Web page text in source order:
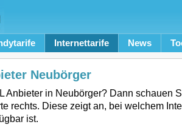
Internettarife News
Neubörger
Anbieter in Neubörger? Dann schauen
rechts. Diese zeigt an, bei welchem
ist.